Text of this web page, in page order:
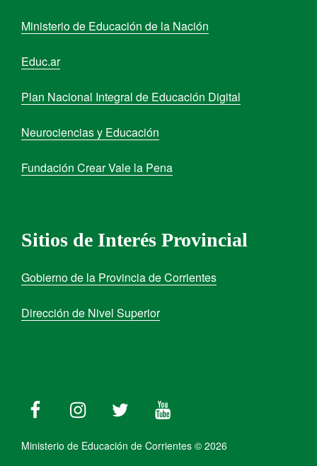
Ministerio de Educación de la Nación
Educ.ar
Plan Nacional Integral de Educación Digital
Neurociencias y Educación
Fundación Crear Vale la Pena
Sitios de Interés Provincial
Gobierno de la Provincia de Corrientes
Dirección de Nivel Superior
Ministerio de Educación de Corrientes © 2026